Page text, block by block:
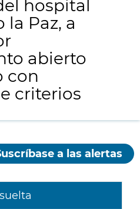
hospital
la Paz, a
abierto
con
criterios
a las alertas